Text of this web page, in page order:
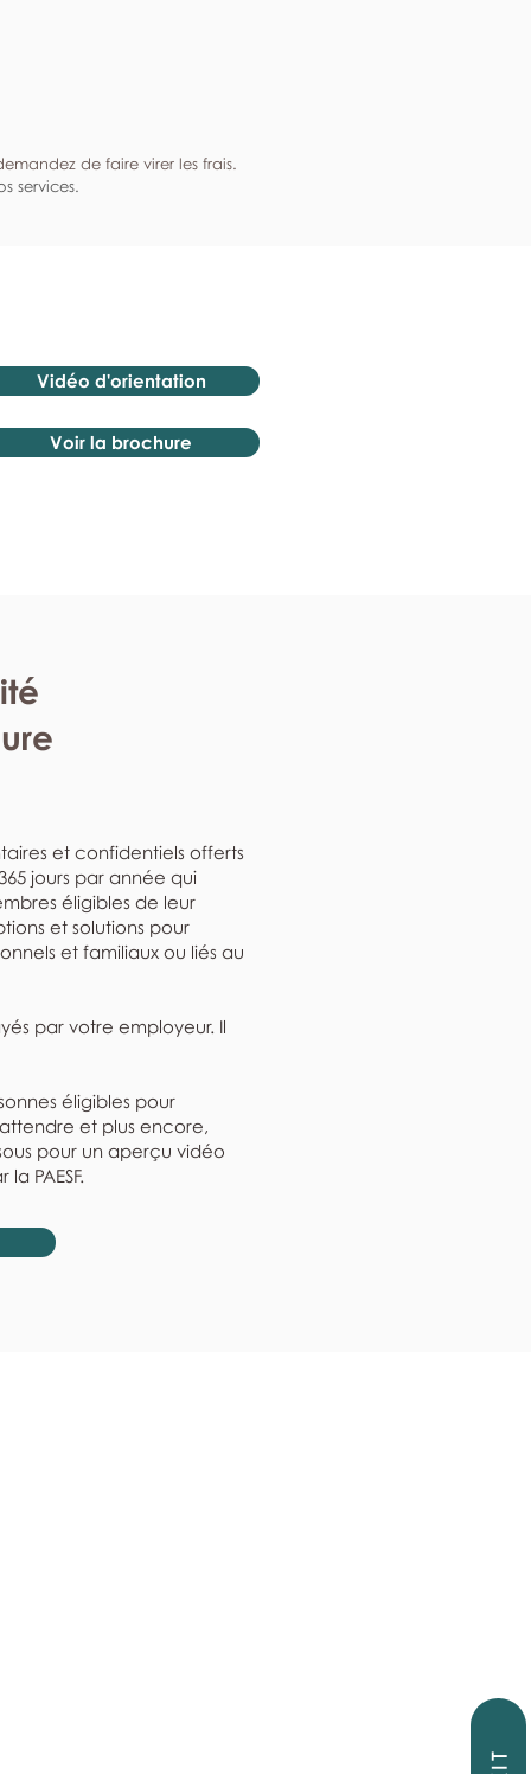
de faire virer les frais.
services.
Vidéo d'orientation
Voir la brochure
et confidentiels offerts
jours par année qui
éligibles de leur
et solutions pour
et familiaux ou liés au
par votre employeur. Il
éligibles pour
et plus encore,
pour un aperçu vidéo
PAESF.